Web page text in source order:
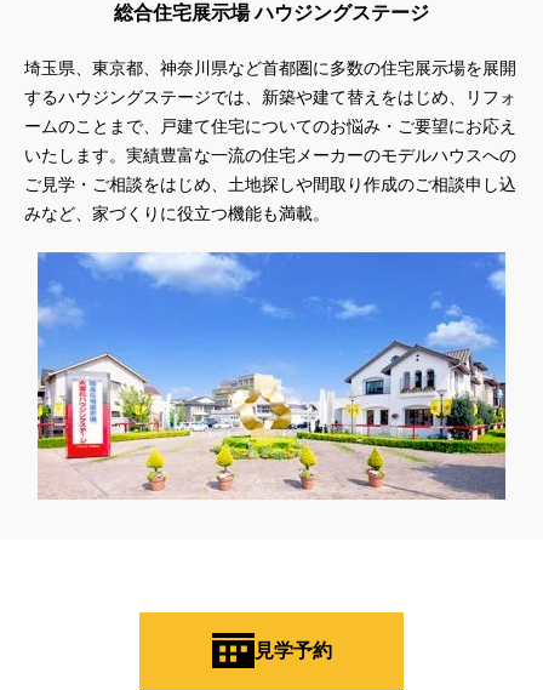
総合住宅展示場 ハウジングステージ
埼玉県、東京都、神奈川県など首都圏に多数の住宅展示場を展開
するハウジングステージでは、新築や建て替えをはじめ、リフォ
ームのことまで、戸建て住宅についてのお悩み・ご要望にお応え
いたします。実績豊富な一流の住宅メーカーのモデルハウスへの
ご見学・ご相談をはじめ、土地探しや間取り作成のご相談申し込
みなど、家づくりに役立つ機能も満載。
見学予約